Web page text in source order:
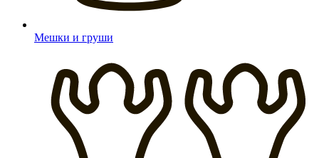
Мешки и груши